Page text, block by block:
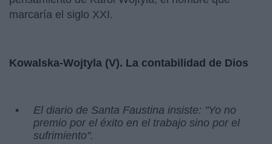
marcaría el siglo XXI.
Kowalska-Wojtyla (V). La contabilidad de Dios
El diario de Santa Faustina insiste: "Yo no
premio por el éxito en el trabajo sino por el
sufrimiento".